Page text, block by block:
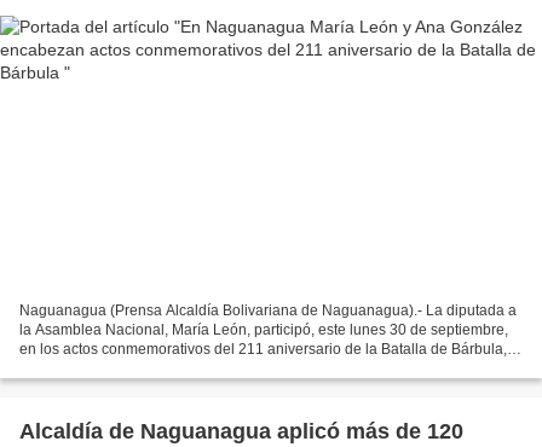
Naguanagua (Prensa Alcaldía Bolivariana de Naguanagua).- La diputada a
la Asamblea Nacional, María León, participó, este lunes 30 de septiembre,
en los actos conmemorativos del 211 aniversario de la Batalla de Bárbula,
Alcaldía de Naguanagua aplicó más de 120